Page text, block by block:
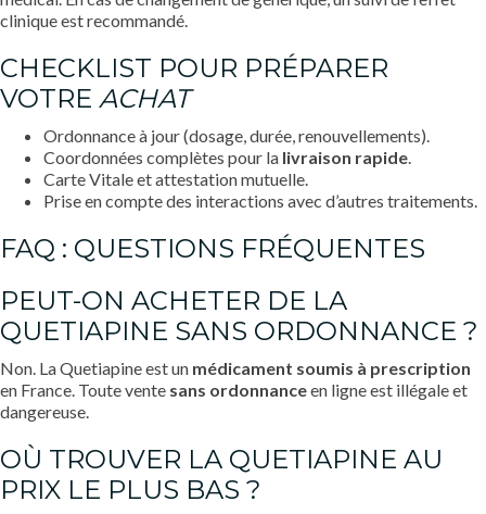
clinique est recommandé.
CHECKLIST POUR PRÉPARER
VOTRE ACHAT
Ordonnance à jour (dosage, durée, renouvellements).
Coordonnées complètes pour la livraison rapide.
Carte Vitale et attestation mutuelle.
Prise en compte des interactions avec d’autres traitements.
FAQ : QUESTIONS FRÉQUENTES
PEUT-ON ACHETER DE LA
QUETIAPINE SANS ORDONNANCE ?
Non. La Quetiapine est un médicament soumis à prescription
en France. Toute vente sans ordonnanceen ligne est illégale et
dangereuse.
OÙ TROUVER LA QUETIAPINE AU
PRIX LE PLUS BAS ?